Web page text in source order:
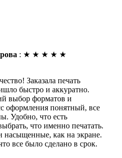
: ★ ★ ★ ★ ★
Заказала печать
быстро и аккуратно.
выбор форматов и
оформления понятный, все
Удобно, что есть
что именно печатать.
насыщенные, как на экране.
все было сделано в срок.